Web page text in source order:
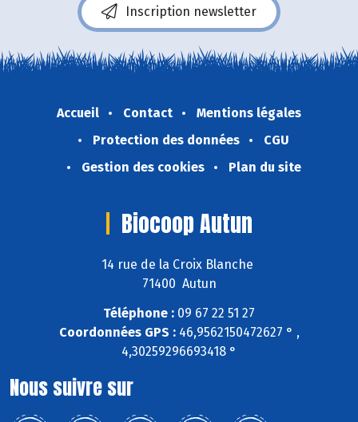
Inscription newsletter
Accueil Contact
Mentions légales
Protection des données
CGU
Gestion des cookies
Plan du site
Biocoop Autun
14 rue de la Croix Blanche
71400 Autun
Téléphone : 09 67 22 51 27
Coordonnées GPS :46,9562150472627 ° ,
4,30259296693418 °
Nous suivre sur